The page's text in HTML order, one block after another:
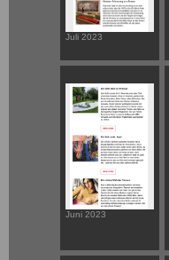
Juli 2023
Juni 2023